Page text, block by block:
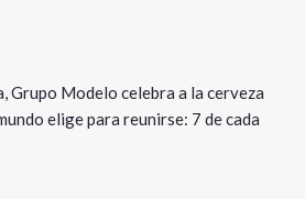
Grupo Modelo celebra a la cerveza
elige para reunirse: 7 de cada